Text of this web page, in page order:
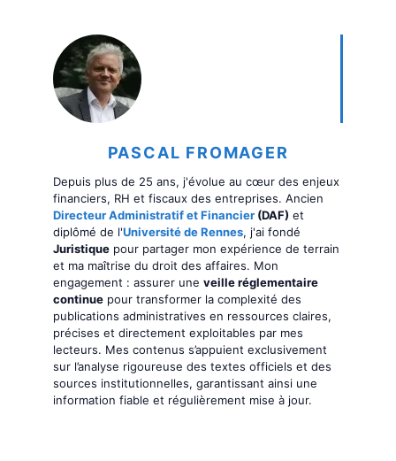
PASCAL FROMAGER
Depuis plus de 25 ans, j'évolue au cœur des enjeux
financiers, RH et fiscaux des entreprises. Ancien
Directeur Administratif et Financier (DAF) et
diplômé de l'Université de Rennes, j'ai fondé
Juristique pour partager mon expérience de terrain
et ma maîtrise du droit des affaires. Mon
engagement : assurer une veille réglementaire
continue pour transformer la complexité des
publications administratives en ressources claires,
précises et directement exploitables par mes
lecteurs. Mes contenus s’appuient exclusivement
sur l’analyse rigoureuse des textes officiels et des
sources institutionnelles, garantissant ainsi une
information fiable et régulièrement mise à jour.